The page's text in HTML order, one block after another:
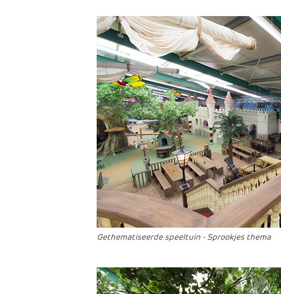
Gethematiseerde speeltuin - Sprookjes thema